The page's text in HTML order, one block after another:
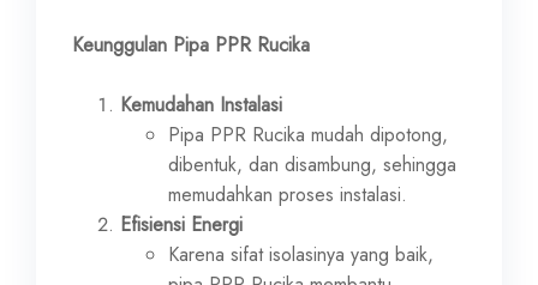
Keunggulan Pipa PPR Rucika
Kemudahan Instalasi
Pipa PPR Rucika mudah dipotong,
dibentuk, dan disambung, sehingga
memudahkan proses instalasi.
Efisiensi Energi
Karena sifat isolasinya yang baik,